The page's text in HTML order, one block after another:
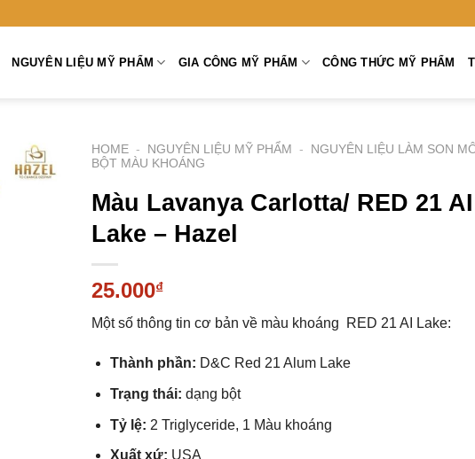
NGUYÊN LIỆU MỸ PHẨM GIA CÔNG MỸ PHẨM CÔNG THỨC MỸ PHẨM
HOME - NGUYÊN LIỆU MỸ PHẨM -
NGUYÊN LIỆU LÀM SON
BỘT MÀU KHOÁNG
Màu Lavanya Carlotta/ RED 21 AI
Lake – Hazel
25.000₫
Một số thông tin cơ bản về màu khoáng RED 21 AI Lake:
Thành phần: D&C Red 21 Alum Lake
Trạng thái: dạng bột
Tỷ lệ: 2 Triglyceride, 1 Màu khoáng
Xuất xứ: USA